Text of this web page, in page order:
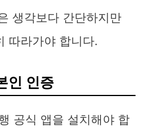
생각보다 간단하지만
따라가야 합니다.
인 인증
공식 앱을 설치해야 합